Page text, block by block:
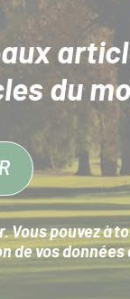
du
pouvez à
de vos